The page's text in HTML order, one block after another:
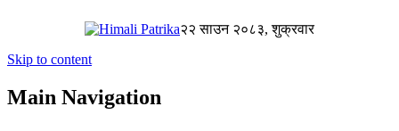
२२ साउन २०८३, शुक्रवार
Skip to content
Main Navigation